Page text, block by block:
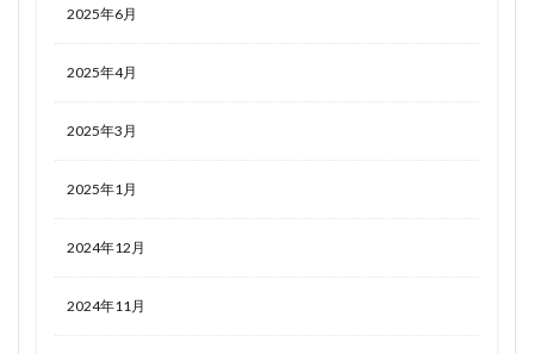
2025年6月
2025年4月
2025年3月
2025年1月
2024年12月
2024年11月